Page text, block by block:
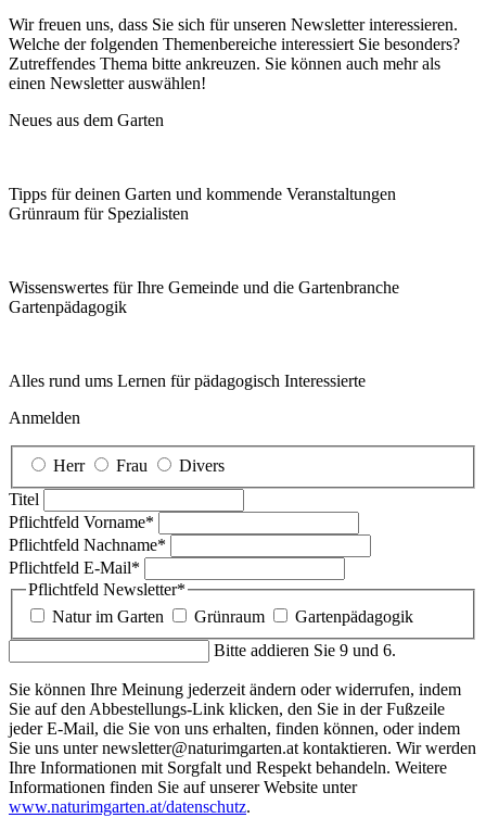
Wir freuen uns, dass Sie sich für unseren Newsletter interessieren.
Welche der folgenden Themenbereiche interessiert Sie besonders?
Zutreffendes Thema bitte ankreuzen. Sie können auch mehr als
einen Newsletter auswählen!
Neues aus dem Garten
Tipps für deinen Garten und kommende Veranstaltungen
Grünraum für Spezialisten
Wissenswertes für Ihre Gemeinde und die Gartenbranche
Garten­pädagogik
Alles rund ums Lernen für pädagogisch Interessierte
Anmelden
Herr Frau
Divers
Titel
Pflichtfeld Vorname*
Pflichtfeld Nachname*
Pflichtfeld E-Mail*
Pflichtfeld Newsletter*
Natur im Garten
Grünraum
Gartenpädagogik
Bitte addieren Sie 9 und 6.
Sie können Ihre Meinung jederzeit ändern oder widerrufen, indem
Sie auf den Abbestellungs-Link klicken, den Sie in der Fußzeile
jeder E-Mail, die Sie von uns erhalten, finden können, oder indem
Sie uns unter newsletter@naturimgarten.at kontaktieren. Wir werden
Ihre Informationen mit Sorgfalt und Respekt behandeln. Weitere
Informationen finden Sie auf unserer Website unter
www.naturimgarten.at/datenschutz.